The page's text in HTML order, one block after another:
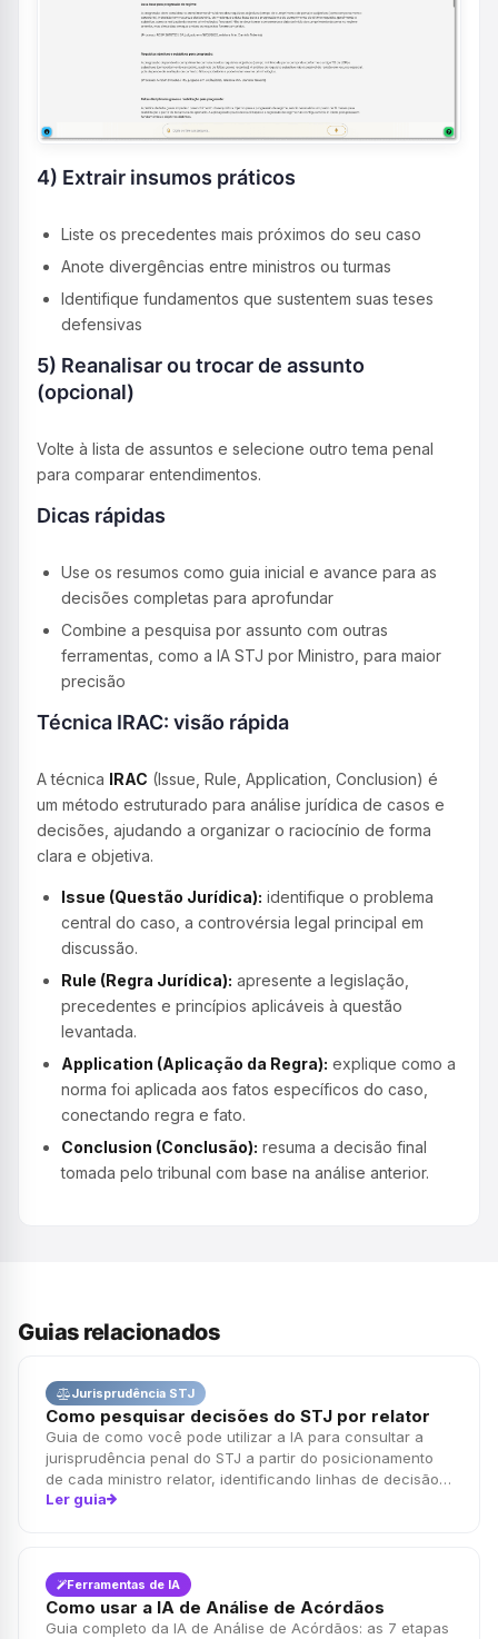
4) Extrair insumos práticos
Liste os precedentes mais próximos do seu caso
Anote divergências entre ministros ou turmas
Identifique fundamentos que sustentem suas teses
defensivas
5) Reanalisar ou trocar de assunto
(opcional)
Volte à lista de assuntos e selecione outro tema penal
para comparar entendimentos.
Dicas rápidas
Use os resumos como guia inicial e avance para as
decisões completas para aprofundar
Combine a pesquisa por assunto com outras
ferramentas, como a IA STJ por Ministro, para maior
precisão
Técnica IRAC: visão rápida
A técnica IRAC (Issue, Rule, Application, Conclusion) é
um método estruturado para análise jurídica de casos e
decisões, ajudando a organizar o raciocínio de forma
clara e objetiva.
Issue (Questão Jurídica): identifique o problema
central do caso, a controvérsia legal principal em
discussão.
Rule (Regra Jurídica): apresente a legislação,
precedentes e princípios aplicáveis à questão
levantada.
Application (Aplicação da Regra): explique como a
norma foi aplicada aos fatos específicos do caso,
conectando regra e fato.
Conclusion (Conclusão): resuma a decisão final
tomada pelo tribunal com base na análise anterior.
Guias relacionados
Jurisprudência STJ
Como pesquisar decisões do STJ por relator
Guia de como você pode utilizar a IA para consultar a
jurisprudência penal do STJ a partir do posicionamento
de cada ministro relator, identificando linhas de decisão,
fundamentos recorrentes e teses predominantes de
Ler guia
Ferramentas de IA
Como usar a IA de Análise de Acórdãos
Guia completo da IA de Análise de Acórdãos: as 7 etapas